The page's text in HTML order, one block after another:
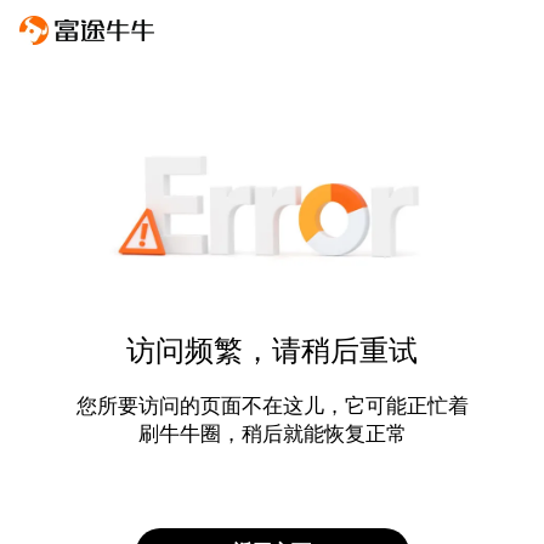
访问频繁，请稍后重试
您所要访问的页面不在这儿，它可能正忙着
刷牛牛圈，稍后就能恢复正常